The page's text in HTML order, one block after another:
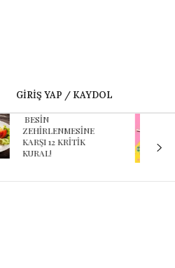
GIRIŞ YAP / KAYDOL
Karnaval’dan geçmişe
davet eden yeni
podcast serisi: Ayşegül
Aldinç ile O Zaman